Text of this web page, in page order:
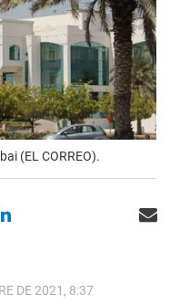
(EL CORREO).
DE 2021, 8:37